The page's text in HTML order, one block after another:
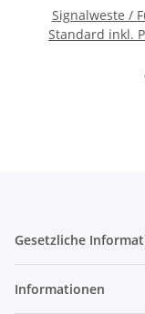
Signalweste /
Gesetzliche
Informationen